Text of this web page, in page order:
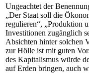
Ungeachtet der
„Der Staat soll die
regulieren“, „Produktion
Investitionen zugänglich
Absichten hinter solchen
zur Hölle ist mit guten
des Kapitalismus würde
auf Erden bringen, auch